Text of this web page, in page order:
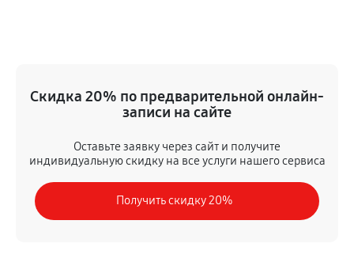
450 руб 60 минут
630 руб 60 минут
Замена шнура питания
450 руб 60 минут
Скидка 20% по предварительной онлайн-
записи на сайте
Оставьте заявку через сайт и получите
индивидуальную скидку на все услуги нашего сервиса
Получить скидку 20%